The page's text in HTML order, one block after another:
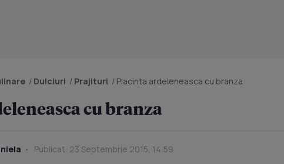
/ Dulciuri / Prajituri / Placinta ardeleneasca cu branza
cu branza
Publicat: 23 Septembrie 2015, 14:59